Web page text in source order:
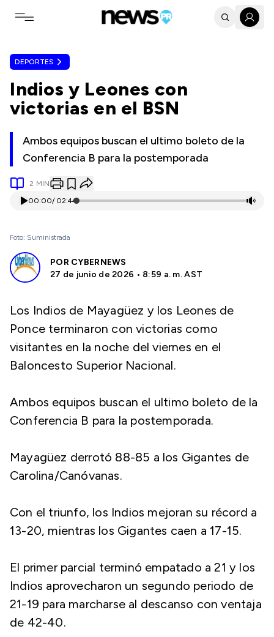
Toggle navigation menu
DEPORTES
Indios y Leones con
victorias en el BSN
Ambos equipos buscan el ultimo boleto de la
Conferencia B para la postemporada
2 MIN
00:00/ 02:44
Foto: Suministrada
POR CYBERNEWS
27 de junio de 2026 • 8:59 a. m. AST
Los Indios de Mayagüez y los Leones de
Ponce terminaron con victorias como
visitantes en la noche del viernes en el
Baloncesto Superior Nacional.
Ambos equipos buscan el ultimo boleto de la
Conferencia B para la postemporada.
Mayagüez derrotó 88-85 a los Gigantes de
Carolina/Canóvanas.
Con el triunfo, los Indios mejoran su récord a
13-20, mientras los Gigantes caen a 17-15.
El primer parcial terminó empatado a 21 y los
Indios aprovecharon un segundo periodo de
21-19 para marcharse al descanso con ventaja
de 42-40.